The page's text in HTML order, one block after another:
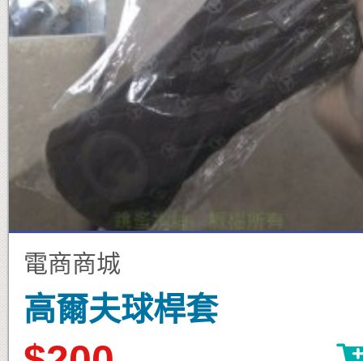
電商商城
高爾夫球桿套